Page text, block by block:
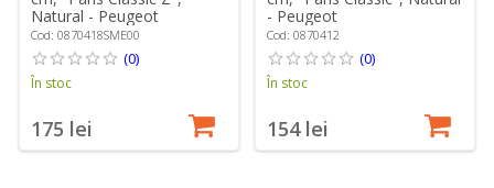
Natural - Peugeot
Cod: 0870418SME00
(0)
În stoc
175 lei
- Peugeot
Cod: 0870412
(0)
În stoc
154 lei